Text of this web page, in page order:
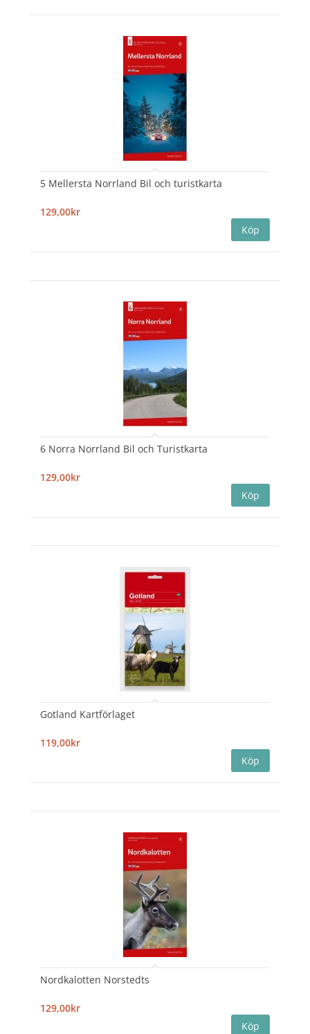
5 Mellersta Norrland Bil och turistkarta
129,00kr
6 Norra Norrland Bil och Turistkarta
129,00kr
Gotland Kartförlaget
119,00kr
Nordkalotten Norstedts
129,00kr